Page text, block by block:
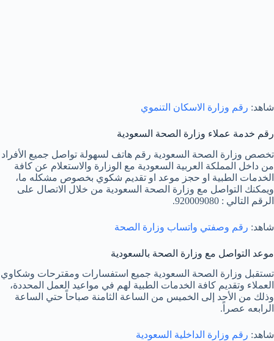
شاهد: رقم وزارة الاسكان التنموي
رقم خدمة عملاء وزارة الصحة السعودية
تخصص وزارة الصحة السعودية رقم هاتف لسهولة تواصل جميع الأفراد
من داخل المملكة العربية السعودية مع الوزارة والاستعلام عن كافة
الخدمات الطبية او حجز موعد او تقديم شكوي بخصوص مشكله ما،
ويمكنك التواصل مع وزارة الصحة السعودية من خلال الاتصال على
الرقم التالي : 920009080.
شاهد: رقم وصفتي واتساب وزارة الصحة
موعد التواصل مع وزارة الصحة بالسعودية
تستقبل وزارة الصحة السعودية جميع استفسارات ومقترحات وشكاوي
العملاء وتقديم كافة الخدمات الطبية لهم في مواعيد العمل المحددة،
وذلك من الأحد إلى الخميس من الساعة الثامنة صباحاً حتي الساعة
الرابعه عصراً.
شاهد: رقم وزارة الداخلية السعودية